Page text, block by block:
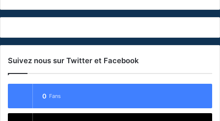
Suivez nous sur Twitter et Facebook
0 Fans